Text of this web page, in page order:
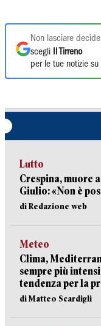
Non lasciare
scegli
Il Tirreno
per le tue notizie su
Lutto
Crespina, muore
Giulio: «Non è
di Redazione web
Meteo
Clima,
sempre più
tendenza per la
di Matteo Scardigli